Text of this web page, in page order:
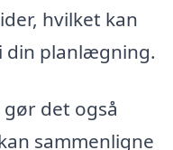
hvilket kan
din planlægning.
det også
sammenligne